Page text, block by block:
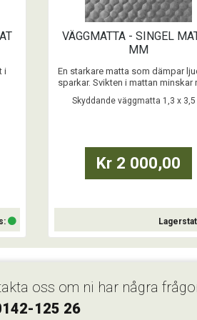
i
VÄGGMATTA - SINGEL
MM
En starkare matta som dämpar
sparkar. Svikten i mattan minskar
med bakbenen.
Skyddande väggmatta 1,3 x 3,5
Kr 2 000,00
Köp
oss om ni har några
125 26